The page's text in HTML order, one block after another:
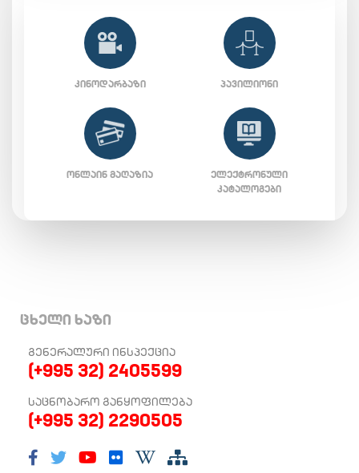
ᲙᲘᲜᲝᲓᲐᲠᲑᲐᲖᲘ ᲞᲐᲕᲘᲚᲘᲝᲜᲘ
ᲝᲜᲚᲐᲘᲜ ᲛᲐᲦᲐᲖᲘᲐ
ᲔᲚᲔᲥᲢᲠᲝᲜᲣᲚᲘ
ᲙᲐᲢᲐᲚᲝᲒᲔᲑᲘ
ცხელი ხაზი
ᲒᲔᲜᲔᲠᲐᲚᲣᲠᲘ ᲘᲜᲡᲞᲔᲥᲪᲘᲐ
(+995 32) 2405599
ᲡᲐᲪᲜᲝᲑᲐᲠᲝ ᲒᲐᲜᲧᲝᲤᲘᲚᲔᲑᲐ
(+995 32) 2290505